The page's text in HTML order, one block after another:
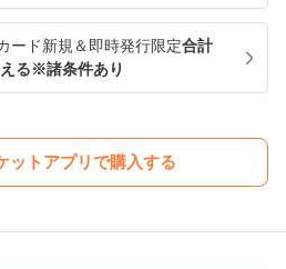
ード新規＆即時発行限定合計
る※諸条件あり
ットアプリで購入する